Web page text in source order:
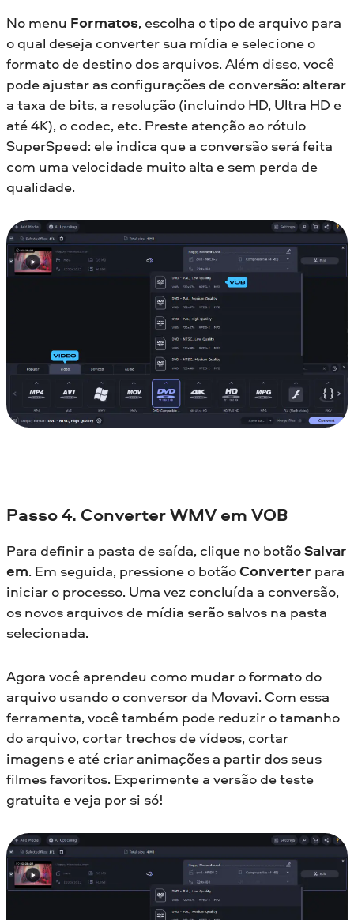
No menu Formatos, escolha o tipo de arquivo para
o qual deseja converter sua mídia e selecione o
formato de destino dos arquivos. Além disso, você
pode ajustar as configurações de conversão: alterar
a taxa de bits, a resolução (incluindo HD, Ultra HD e
até 4K), o codec, etc. Preste atenção ao rótulo
SuperSpeed: ele indica que a conversão será feita
com uma velocidade muito alta e sem perda de
qualidade.
Passo 4. Converter WMV em VOB
Para definir a pasta de saída, clique no botãoSalvar
em. Em seguida, pressione o botãoConverter para
iniciar o processo. Uma vez concluída a conversão,
os novos arquivos de mídia serão salvos na pasta
selecionada.
Agora você aprendeu como mudar o formato do
arquivo usando o conversor da Movavi. Com essa
ferramenta, você também pode reduzir o tamanho
do arquivo, cortar trechos de vídeos, cortar
imagens e até criar animações a partir dos seus
filmes favoritos. Experimente a versão de teste
gratuita e veja por si só!